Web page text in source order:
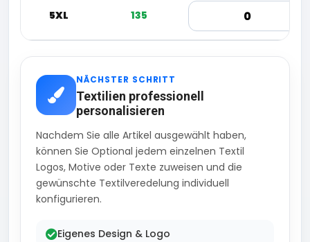
5XL 135
NÄCHSTER SCHRITT
Textilien professionell
personalisieren
Nachdem Sie alle Artikel ausgewählt haben,
können Sie Optional jedem einzelnen Textil
Logos, Motive oder Texte zuweisen und die
gewünschte Textilveredelung individuell
konfigurieren.
Eigenes Design & Logo